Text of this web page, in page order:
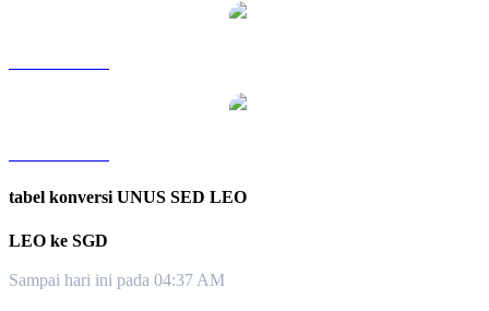
tabel konversi UNUS SED LEO
LEO ke SGD
Sampai hari ini pada 04:37 AM